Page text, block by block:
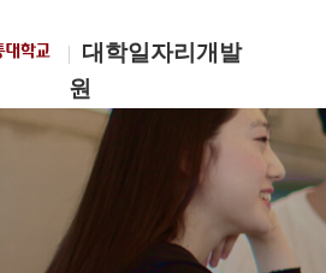
대학일자리개발
원
대학교
자리개발원